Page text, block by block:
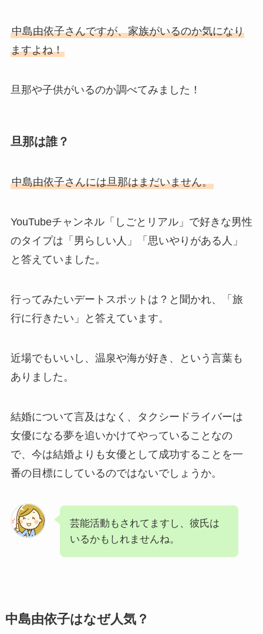
中島由依子さんですが、家族がいるのか気になり
ますよね！
旦那や子供がいるのか調べてみました！
旦那は誰？
中島由依子さんには旦那はまだいません。
YouTubeチャンネル「しごとリアル」で好きな男性
のタイプは「男らしい人」「思いやりがある人」
と答えていました。
行ってみたいデートスポットは？と聞かれ、「旅
行に行きたい」と答えています。
近場でもいいし、温泉や海が好き、という言葉も
ありました。
結婚について言及はなく、タクシードライバーは
女優になる夢を追いかけてやっていることなの
で、今は結婚よりも女優として成功することを一
番の目標にしているのではないでしょうか。
芸能活動もされてますし、彼氏は
いるかもしれませんね。
中島由依子はなぜ人気？